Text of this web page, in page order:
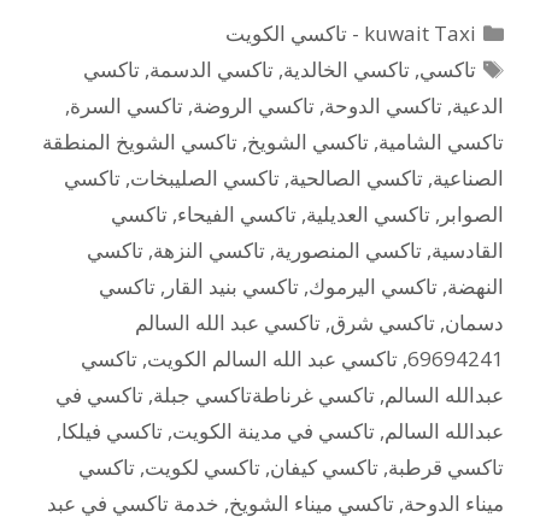
التصنيفات
kuwait Taxi - تاكسي الكويت
الوسوم
تاكسي,تاكسي الخالدية,تاكسي الدسمة,تاكسي
الدعية, تاكسي الدوحة, تاكسي الروضة, تاكسي السرة,
تاكسي الشامية, تاكسي الشويخ, تاكسي الشويخ المنطقة
الصناعية, تاكسي الصالحية, تاكسي الصليبخات, تاكسي
الصوابر , تاكسي العديلية, تاكسي الفيحاء, تاكسي
القادسية, تاكسي المنصورية, تاكسي النزهة, تاكسي
النهضة, تاكسي اليرموك, تاكسي بنيد القار , تاكسي
دسمان, تاكسي شرق, تاكسي عبد الله السالم
69694241
, تاكسي عبد الله السالم الكويت, تاكسي
عبدالله السالم, تاكسي غرناطةتاكسي جبلة, تاكسي في
عبدالله السالم, تاكسي في مدينة الكويت, تاكسي فيلكا,
تاكسي قرطبة, تاكسي كيفان, تاكسي لكويت, تاكسي
ميناء الدوحة, تاكسي ميناء الشويخ, خدمة تاكسي في عبد